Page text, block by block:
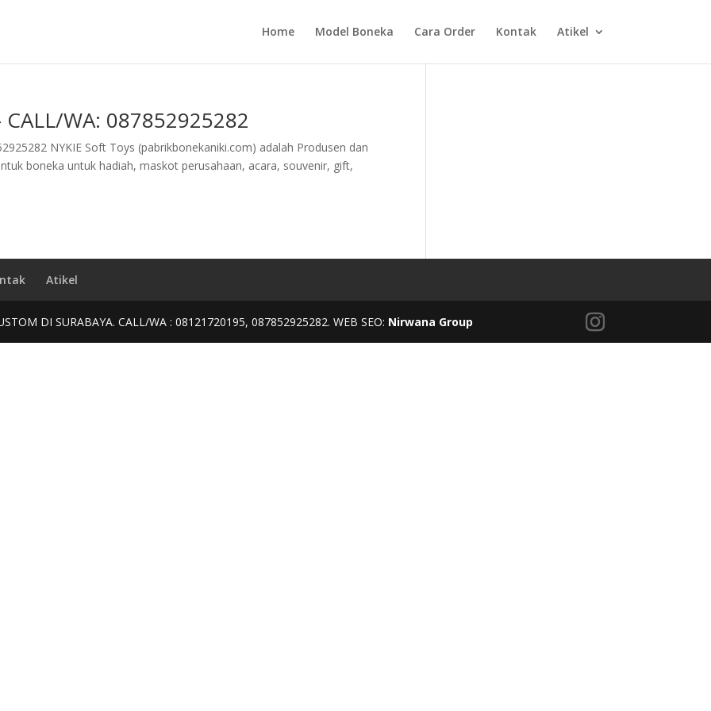
Home Model Boneka Cara Order Kontak Atikel
WA: 087852925282
NYKIE Soft Toys (pabrikbonekaniki.com) adalah Produsen dan
boneka untuk hadiah, maskot perusahaan, acara, souvenir, gift,
Atikel
DI SURABAYA. CALL/WA : 08121720195, 087852925282. WEB SEO: Nirwana Group